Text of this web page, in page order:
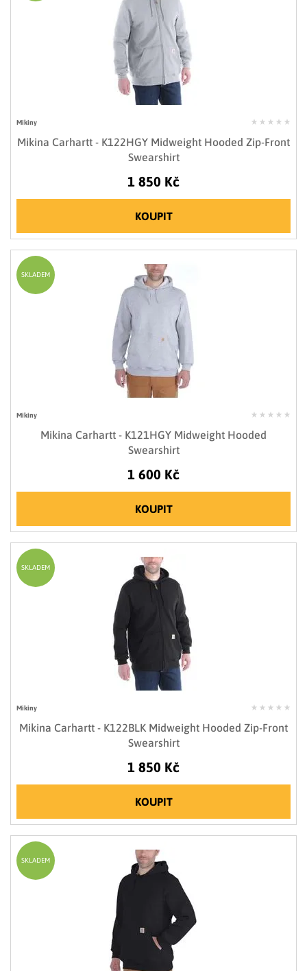
Mikiny
Mikina Carhartt - K122HGY Midweight Hooded Zip-Front
Swearshirt
1 850 Kč
KOUPIT
Mikiny
Mikina Carhartt - K121HGY Midweight Hooded
Swearshirt
1 600 Kč
KOUPIT
SKLADEM
Mikiny
Mikina Carhartt - K122BLK Midweight Hooded Zip-Front
Swearshirt
1 850 Kč
KOUPIT
SKLADEM
SKLADEM